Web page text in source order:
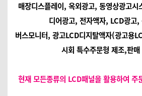
매장디스플레이, 옥외광고, 동영상광고
디어광고, 전자액자, LCD광고,
버스모니터, 광고LCD디지탈액자(광고용
시회 특수주문형 제조,판
현재 모든종류의 LCD패널을 활용하여 주